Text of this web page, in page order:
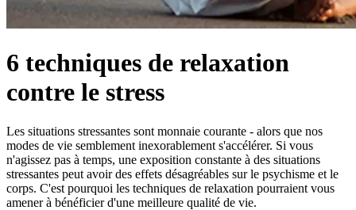
6 techniques de relaxation
contre le stress
Les situations stressantes sont monnaie courante - alors que nos
modes de vie semblement inexorablement s'accélérer. Si vous
n'agissez pas à temps, une exposition constante à des situations
stressantes peut avoir des effets désagréables sur le psychisme et le
corps. C'est pourquoi les techniques de relaxation pourraient vous
amener à bénéficier d'une meilleure qualité de vie.